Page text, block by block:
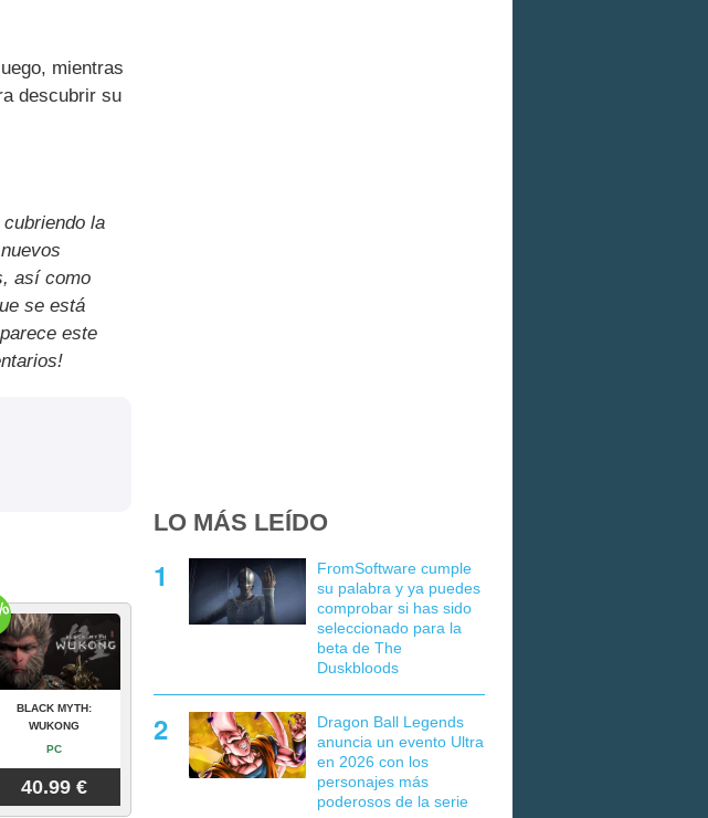
mientras
descubrir su
la
así como
se está
este
BLACK MYTH:
WUKONG
PC
40.99 €
LO MÁS LEÍDO
FromSoftware cumple
su palabra y ya puedes
comprobar si has sido
seleccionado para la
beta de The
Duskbloods
Dragon Ball Legends
anuncia un evento Ultra
en 2026 con los
personajes más
poderosos de la serie